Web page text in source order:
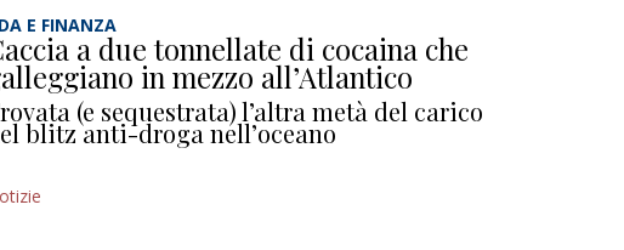
E FINANZA
a due tonnellate di cocaina che
in mezzo all’Atlantico
(e sequestrata) l’altra metà del carico
blitz anti-droga nell’oceano